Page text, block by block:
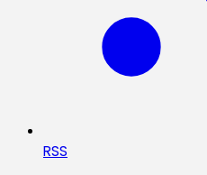
RSS